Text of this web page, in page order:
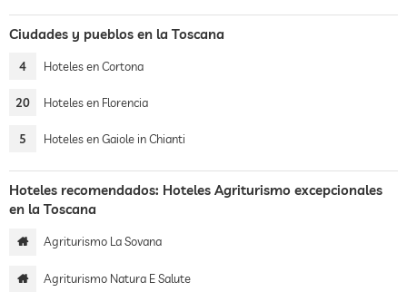
Ciudades y pueblos en la Toscana
4 Hoteles en Cortona
20 Hoteles en Florencia
5 Hoteles en Gaiole in Chianti
Hoteles recomendados: Hoteles Agriturismo excepcionales
en la Toscana
Agriturismo La Sovana
Agriturismo Natura E Salute